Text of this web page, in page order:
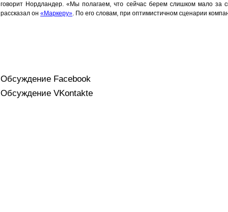
говорит Нордландер. «Мы полагаем, что сейчас берем слишком мало за
рассказал он «Маркеру». По его словам, при оптимистичном сценарии
Обсуждение Facebook
Обсуждение VKontakte